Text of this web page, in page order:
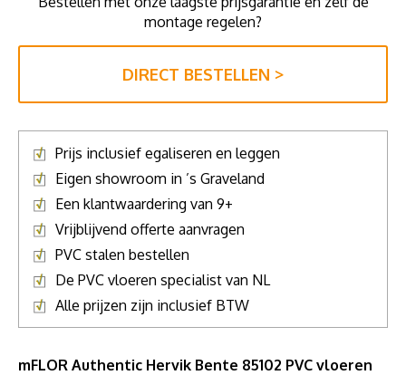
montage regelen?
DIRECT BESTELLEN >
Prijs inclusief egaliseren en leggen
Eigen showroom in ’s Graveland
Een klantwaardering van 9+
Vrijblijvend offerte aanvragen
PVC stalen bestellen
De PVC vloeren specialist van NL
Alle prijzen zijn inclusief BTW
mFLOR Authentic Hervik Bente 85102 PVC vloeren